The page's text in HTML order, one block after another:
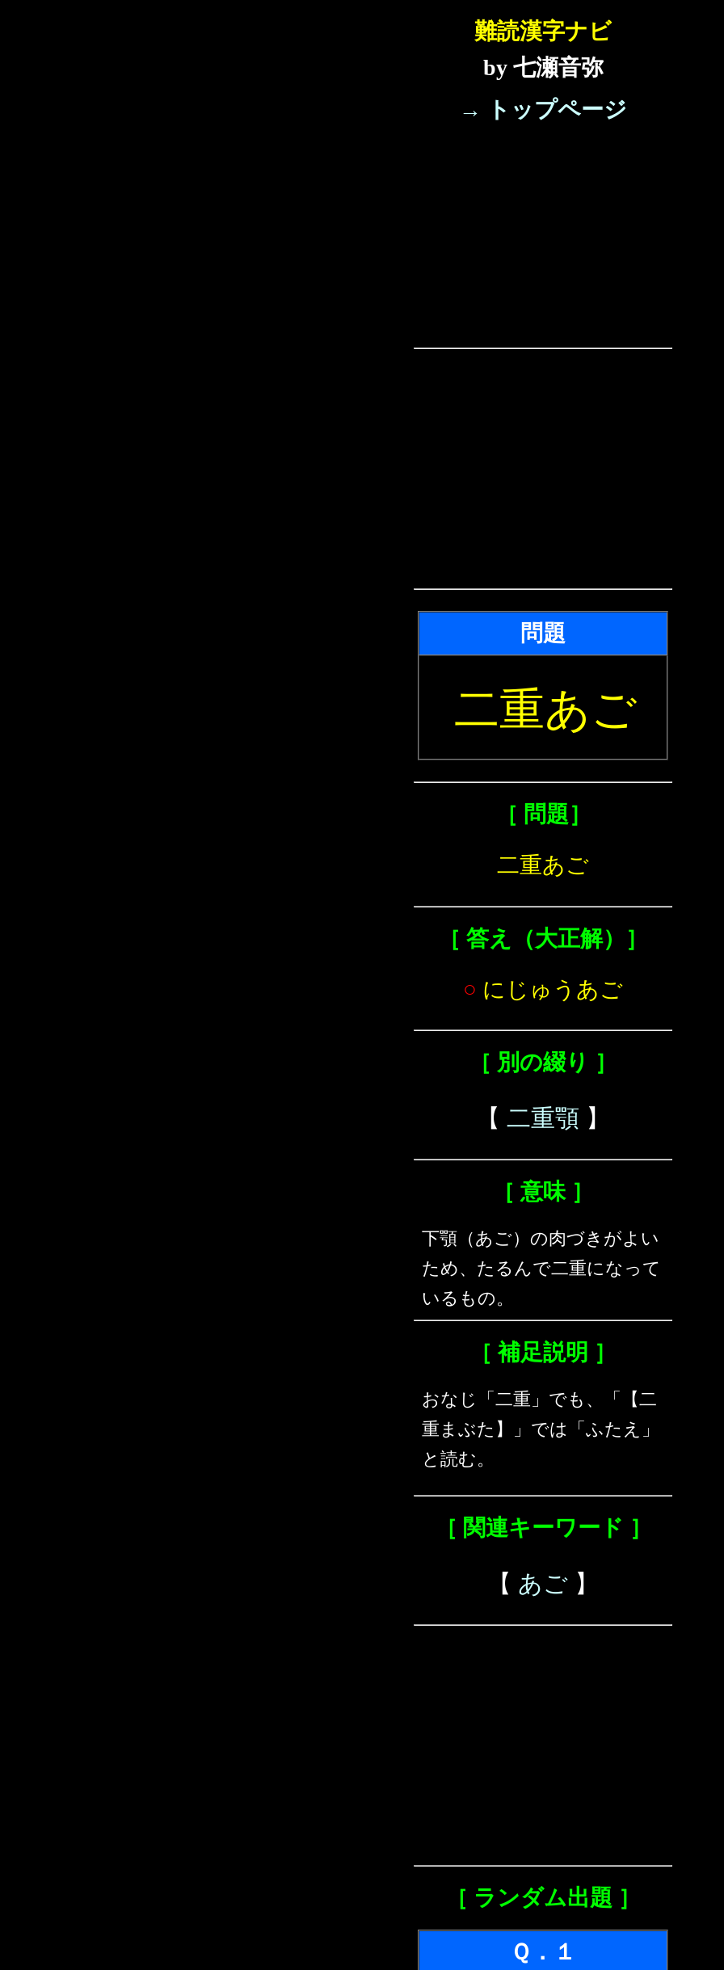
難読漢字ナビ
by 七瀬音弥
→ トップページ
問題
二重あご
［ 問題］
二重あご
［ 答え（大正解）］
○ にじゅうあご
［ 別の綴り ］
【 二重顎 】
［ 意味 ］
下顎（あご）の肉づきがよい
ため、たるんで二重になって
いるもの。
［ 補足説明 ］
おなじ「二重」でも、「【二
重まぶた】」では「ふたえ」
と読む。
［ 関連キーワード ］
【 あご 】
［ ランダム出題 ］
Ｑ．１